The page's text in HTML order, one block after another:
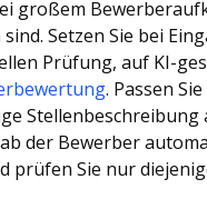
großem
Setzen Sie bei
Prüfung, auf KI-
. Passen
Stellenbeschreibung
der Bewerber
prüfen Sie nur